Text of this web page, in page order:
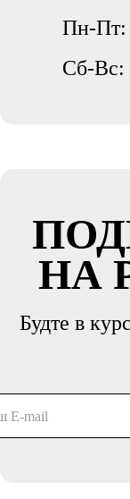
Пн-Пт:
Сб-Вс:
НА
Будте в